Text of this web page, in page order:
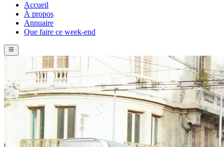
Accueil
À propos
Annuaire
Que faire ce week-end